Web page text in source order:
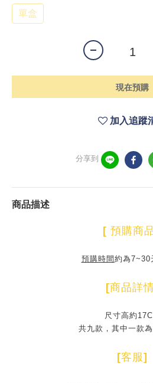
單盒
現在預購
加入追蹤
分享到
商品描述
[ 預購商
預購時間 約為7~30
[商品詳
尺寸高約
共九款，其中一款為
[客服]